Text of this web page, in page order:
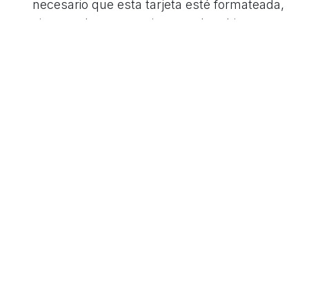
necesario que esta tarjeta esté formateada,
sino que haya espacio para el archivo.